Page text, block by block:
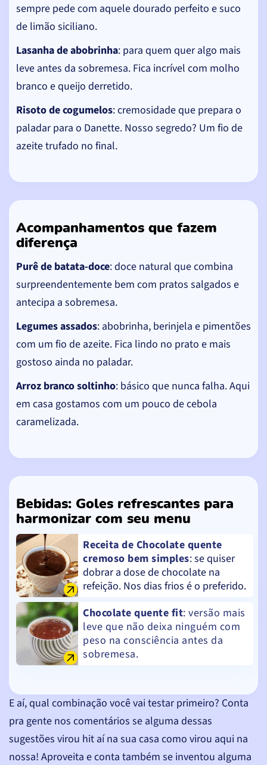
sempre pede com aquele dourado perfeito e suco
de limão siciliano.
Lasanha de abobrinha: para quem quer algo mais
leve antes da sobremesa. Fica incrível com molho
branco e queijo derretido.
Risoto de cogumelos: cremosidade que prepara o
paladar para o Danette. Nosso segredo? Um fio de
azeite trufado no final.
Acompanhamentos que fazem
diferença
Purê de batata-doce: doce natural que combina
surpreendentemente bem com pratos salgados e
antecipa a sobremesa.
Legumes assados: abobrinha, berinjela e pimentões
com um fio de azeite. Fica lindo no prato e mais
gostoso ainda no paladar.
Arroz branco soltinho: básico que nunca falha. Aqui
em casa gostamos com um pouco de cebola
caramelizada.
Bebidas: Goles refrescantes para
harmonizar com seu menu
Receita de Chocolate quente
cremoso bem simples: se quiser
dobrar a dose de chocolate na
refeição. Nos dias frios é o preferido.
Chocolate quente fit: versão mais
leve que não deixa ninguém com
peso na consciência antes da
sobremesa.
E aí, qual combinação você vai testar primeiro? Conta
pra gente nos comentários se alguma dessas
sugestões virou hit aí na sua casa como virou aqui na
nossa! Aproveita e conta também se inventou alguma